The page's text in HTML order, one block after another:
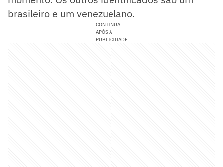
brasileiro e um venezuelano.
CONTINUA
APÓS A
PUBLICIDADE